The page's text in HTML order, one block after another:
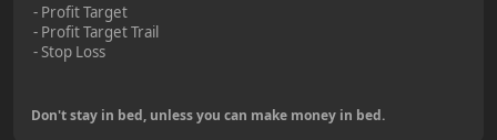
- Profit Target
- Profit Target Trail
- Stop Loss
Don't stay in bed, unless you can make money in bed.